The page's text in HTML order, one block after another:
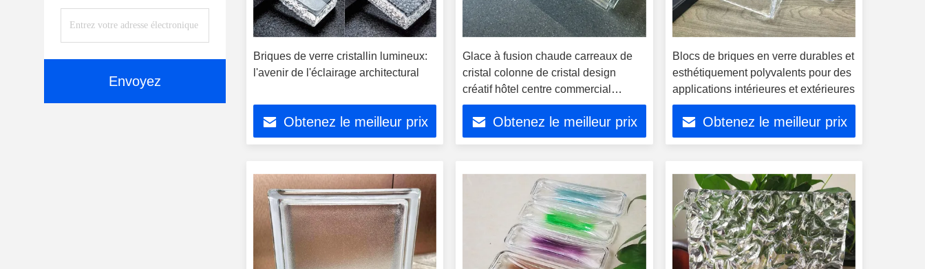
Envoyez
Briques de verre cristallin lumineux:
l'avenir de l'éclairage architectural
Obtenez le meilleur prix
Glace à fusion chaude carreaux de
cristal colonne de cristal design
créatif hôtel centre commercial
décoration verre art translucide
Obtenez le meilleur prix
Blocs de briques en verre durables et
esthétiquement polyvalents pour des
applications intérieures et extérieures
Obtenez le meilleur prix